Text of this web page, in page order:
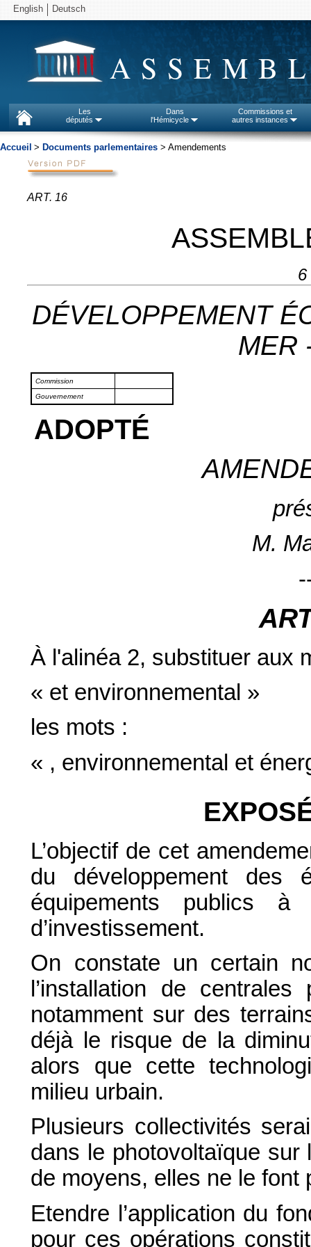
English Deutsch
Les
députés
Dans
l'Hémicycle
Commissions et
autres instances
Accueil > Documents parlementaires > Amendements
ART. 16
6
DÉVELOPPEMENT
MER
Commission
Gouvernement
ADOPTÉ
M.
À l'alinéa 2, substituer aux
« et environnemental »
les mots :
« , environnemental et
L’objectif de cet
du développement des
équipements publics
d’investissement.
On constate un certain
l’installation de
notamment sur des
déjà le risque de la
alors que cette
milieu urbain.
Plusieurs collectivités
dans le photovoltaïque sur
de moyens, elles ne le font
Etendre l’application du
pour ces opérations